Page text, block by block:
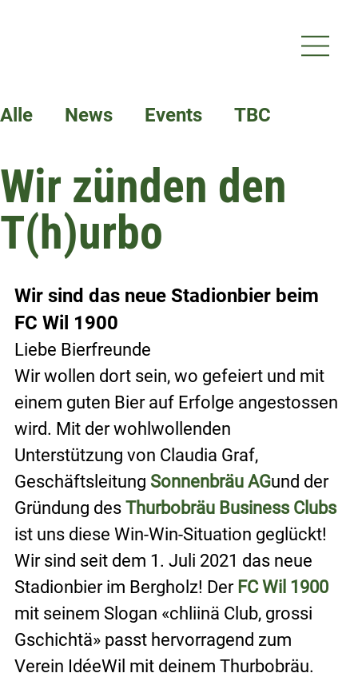
Alle News Events TBC
Termine
Wir zünden den
T(h)urbo
Wir sind das neue Stadionbier beim
FC Wil 1900
Liebe Bierfreunde
Wir wollen dort sein, wo gefeiert und mit
einem guten Bier auf Erfolge angestossen
wird. Mit der wohlwollenden
Unterstützung von Claudia Graf,
Geschäftsleitung Sonnenbräu AGund der
Gründung des Thurbobräu Business Clubs
ist uns diese Win-Win-Situation geglückt!
Wir sind seit dem 1. Juli 2021 das neue
Stadionbier im Bergholz! Der FC Wil 1900
mit seinem Slogan «chliinä Club, grossi
Gschichtä» passt hervorragend zum
Verein IdéeWil mit deinem Thurbobräu.